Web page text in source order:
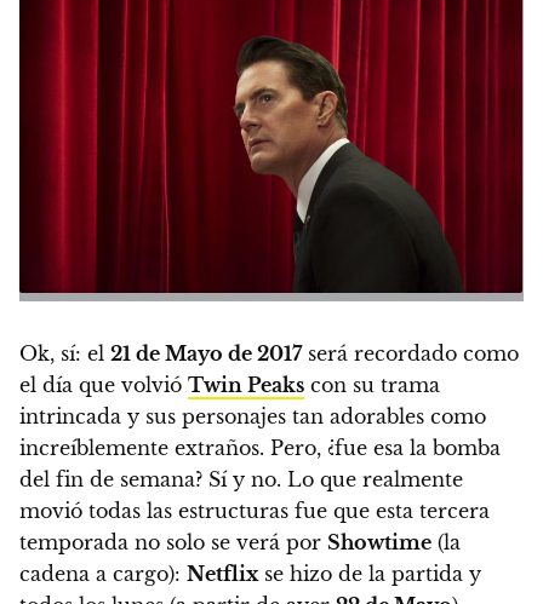
Ok, sí: el 21 de Mayo de 2017será recordado como
el día que volvió Twin Peaks con su trama
intrincada y sus personajes tan adorables como
increíblemente extraños. Pero, ¿fue esa la bomba
del fin de semana? Sí y no. Lo que realmente
movió todas las estructuras fue que esta tercera
temporada no solo se verá por Showtime (la
cadena a cargo): Netflix se hizo de la partida y